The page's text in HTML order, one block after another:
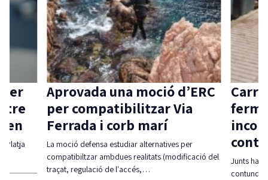
Carrión
Junts ha
contundent del
Aprovada una moció d’ERC
per compatibilitzar Via
Ferrada i corb marí
La moció defensa estudiar alternatives per
compatibiltzar ambdues realitats (modificació del
traçat, regulació de l'accés,…